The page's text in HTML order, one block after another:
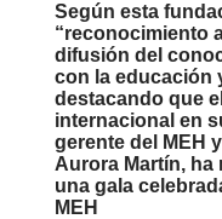
Según esta
“reconocimiento
difusión del
con la educación
destacando que
internacional en
gerente del MEH
Aurora Martín, ha
una gala
MEH